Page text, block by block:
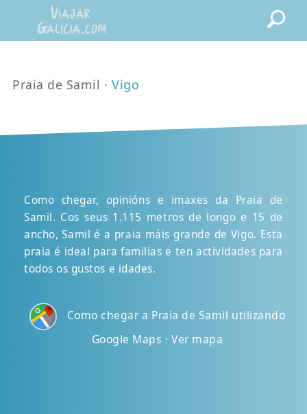
Praia de Samil ·Vigo
Como chegar, opinións e imaxes da Praia de
Samil. Cos seus 1.115 metros de longo e 15 de
ancho, Samil é a praia máis grande de Vigo. Esta
praia é ideal para familias e ten actividades para
todos os gustos e idades.
Como chegar a Praia de Samil utilizando
Google Maps · Ver mapa